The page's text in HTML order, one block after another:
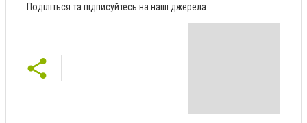
Поділіться та підписуйтесь на наші джерела